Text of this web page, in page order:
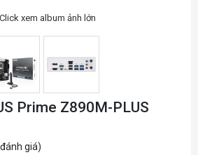
xem album ảnh lớn
Prime Z890M-PLUS
giá)